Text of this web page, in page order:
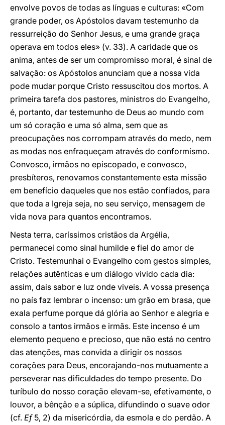
envolve povos de todas as línguas e culturas: «Com
grande poder, os Apóstolos davam testemunho da
ressurreição do Senhor Jesus, e uma grande graça
operava em todos eles» (v. 33). A caridade que os
anima, antes de ser um compromisso moral, é sinal de
salvação: os Apóstolos anunciam que a nossa vida
pode mudar porque Cristo ressuscitou dos mortos. A
primeira tarefa dos pastores, ministros do Evangelho,
é, portanto, dar testemunho de Deus ao mundo com
um só coração e uma só alma, sem que as
preocupações nos corrompam através do medo, nem
as modas nos enfraqueçam através do conformismo.
Convosco, irmãos no episcopado, e convosco,
presbíteros, renovamos constantemente esta missão
em benefício daqueles que nos estão confiados, para
que toda a Igreja seja, no seu serviço, mensagem de
vida nova para quantos encontramos.
Nesta terra, caríssimos cristãos da Argélia,
permanecei como sinal humilde e fiel do amor de
Cristo. Testemunhai o Evangelho com gestos simples,
relações autênticas e um diálogo vivido cada dia:
assim, dais sabor e luz onde viveis. A vossa presença
no país faz lembrar o incenso: um grão em brasa, que
exala perfume porque dá glória ao Senhor e alegria e
consolo a tantos irmãos e irmãs. Este incenso é um
elemento pequeno e precioso, que não está no centro
das atenções, mas convida a dirigir os nossos
corações para Deus, encorajando-nos mutuamente a
perseverar nas dificuldades do tempo presente. Do
turíbulo do nosso coração elevam-se, efetivamente, o
louvor, a bênção e a súplica, difundindo o suave odor
(cf. Ef5, 2) da misericórdia, da esmola e do perdão. A